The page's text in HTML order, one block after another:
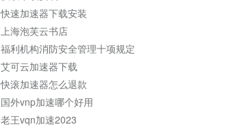
快速加速器下载安装
上海泡芙云书店
福利机构消防安全管理十项规定
艾可云加速器下载
快滚加速器怎么退款
国外vnp加速哪个好用
老王vqn加速2023